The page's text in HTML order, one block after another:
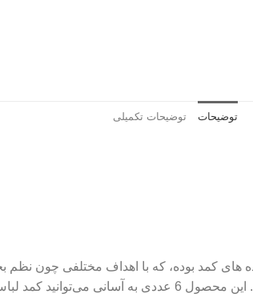
توضیحات توضیحات تکمیلی
های کمد بوده، که با اهداف مختلفی چون
دسترسی راحت به لباس‌های مجلسی و روزمره طراحی شده است.